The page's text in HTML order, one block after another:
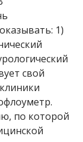
1)
свой
по которой